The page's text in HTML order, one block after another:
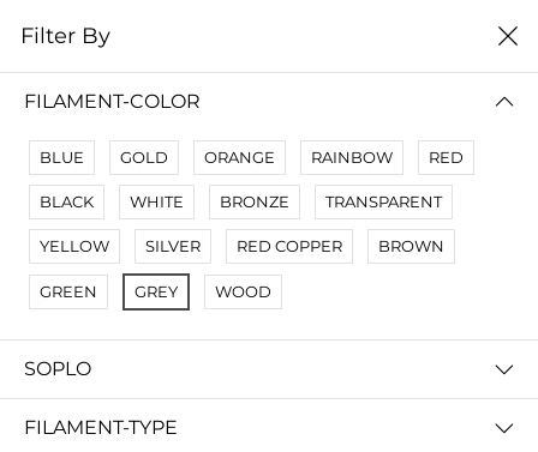
0
1 РЕЗУЛЬТАТОВ ПОИСКА ПО ЗАПРОСУ 'DLP'
Filter By Сначало новые
Filter By
FILAMENT-COLOR
BLUE GOLD ORANGE RAINBOW RED
BLACK WHITE BRONZE TRANSPARENT
YELLOW SILVER RED COPPER BROWN
GREEN GREY WOOD
SOPLO
FILAMENT-TYPE